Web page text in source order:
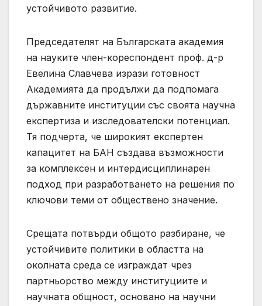
устойчивото развитие.
Председателят на Българската академия
на науките член-кореспондент проф. д-р
Евелина Славчева изрази готовност
Академията да продължи да подпомага
държавните институции със своята научна
експертиза и изследователски потенциал.
Тя подчерта, че широкият експертен
капацитет на БАН създава възможности
за комплексен и интердисциплинарен
подход при разработването на решения по
ключови теми от обществено значение.
Срещата потвърди общото разбиране, че
устойчивите политики в областта на
околната среда се изграждат чрез
партньорство между институциите и
научната общност, основано на научни